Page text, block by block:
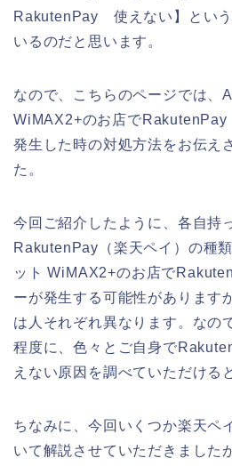
RakutenPay 使えない】という
いるのだと思います。
なので、こちらのページでは、
WiMAX2+のお店でRakutenPay
発生した時の対処方法をお伝え
た。
今回ご紹介したように、各自持
RakutenPay（楽天ペイ）の種
ット WiMAX2+のお店で
ーが発生する可能性があります
は人それぞれ異なります。なの
程度に、色々とご自身で
えない原因を調べていただける
ちなみに、今回いくつか楽天ペ
いて解説させていただきました